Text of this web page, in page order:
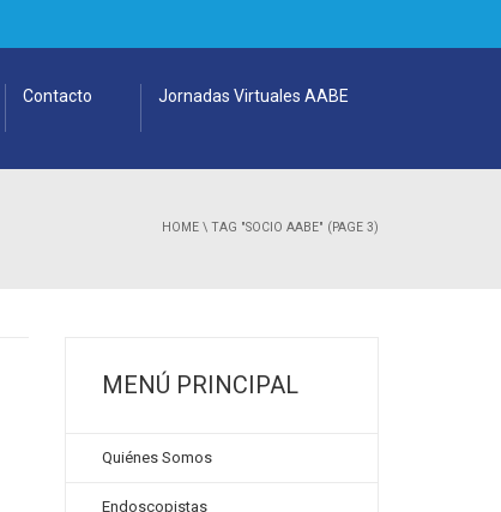
Contacto Jornadas Virtuales AABE
HOME \ TAG "SOCIO AABE" (PAGE 3)
MENÚ PRINCIPAL
Quiénes Somos
Endoscopistas